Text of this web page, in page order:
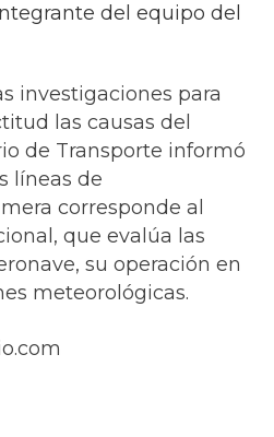
del equipo del
investigaciones para
las causas del
de Transporte informó
líneas de
corresponde al
que evalúa las
su operación en
meteorológicas.